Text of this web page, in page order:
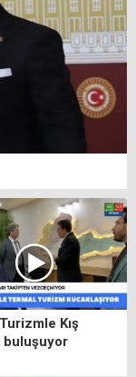
Kış
buluşuyor